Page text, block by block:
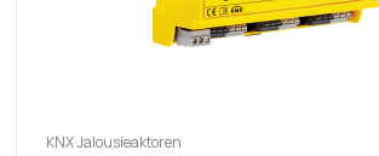
KNX Jalousieaktoren